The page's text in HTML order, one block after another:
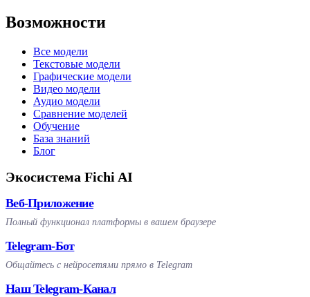
Возможности
Все модели
Текстовые модели
Графические модели
Видео модели
Аудио модели
Сравнение моделей
Обучение
База знаний
Блог
Экосистема Fichi AI
Веб-Приложение
Полный функционал платформы в вашем браузере
Telegram-Бот
Общайтесь с нейросетями прямо в Telegram
Наш Telegram-Канал